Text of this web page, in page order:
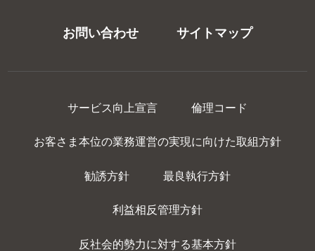
お問い合わせ サイトマップ
サービス向上宣言 倫理コード
お客さま本位の業務運営の実現に向けた取組方針
勧誘方針 最良執行方針
利益相反管理方針
反社会的勢力に対する基本方針